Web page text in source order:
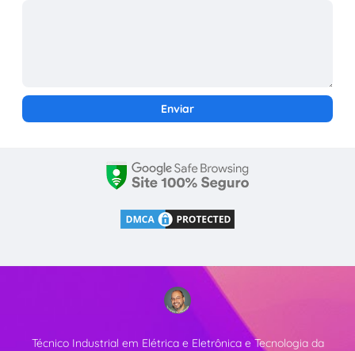
Técnico Industrial em Elétrica e Eletrônica e Tecnologia da